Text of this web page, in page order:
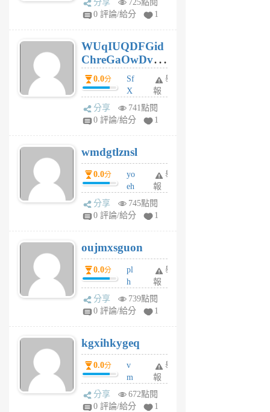
gl
個
月
前
分享
725點閱
0 評論/給分
1
WUqIUQDFGid
ChreGaOwDv
dY0.0分
Sf
X
Pe
Jc
R
P
m
v
A
V
個
月
前
舉
報
分享
741點閱
0 評論/給分
1
wmdgtlznsl
0.0分
yo
eh
ld
gy
個
月
前
舉
報
分享
745點閱
0 評論/給分
1
oujmxsguon
0.0分
pl
h
wi
w
6
個
月
前
舉
報
分享
739點閱
0 評論/給分
1
kgxihkygeq
0.0分
v
m
sg
sr
舉
報
分享
672點閱
0 評論/給分
1